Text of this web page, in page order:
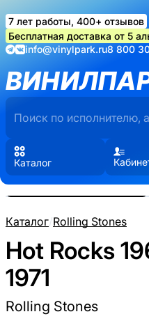
7 лет работы, 400+ отзывов
Бесплатная доставка от 5
info@vinylpark.ru8 800
Каталог
Каталог/Rolling Stones
Hot Rocks
1971
Rolling Stones
Реальные фото пластинки.
Нажмите, чтобы увеличить